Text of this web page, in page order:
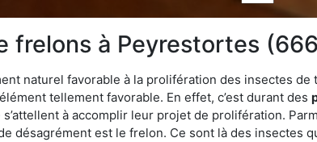
frelons à Peyrestortes
naturel favorable à la prolifération des insectes
tellement favorable. En effet, c’est durant des
à accomplir leur projet de prolifération.
désagrément est le frelon. Ce sont là des insectes